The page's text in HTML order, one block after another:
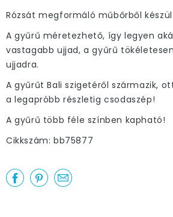
Rózsát megformáló műbőrből
A gyűrű méretezhető, így legyen
vastagabb ujjad, a gyűrű
ujjadra.
A gyűrűt Bali szigetéről származik,
a legapróbb részletig csodaszép!
A gyűrű több féle színben kapható!
Cikkszám: bb75877